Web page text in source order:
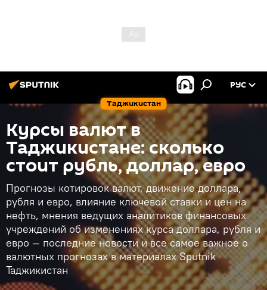
Таджикистан
РУС
Курсы валют в
Таджикистане: сколько
стоит рубль, доллар, евро
Прогнозы котировок валют, движение доллара,
рубля и евро, влияние ключевой ставки и цен на
нефть, мнения ведущих аналитиков финансовых
учреждений об изменениях курса доллара, рубля и
евро — последние новости и все самое важное о
валютных прогнозах в материалах Sputnik
Таджикистан